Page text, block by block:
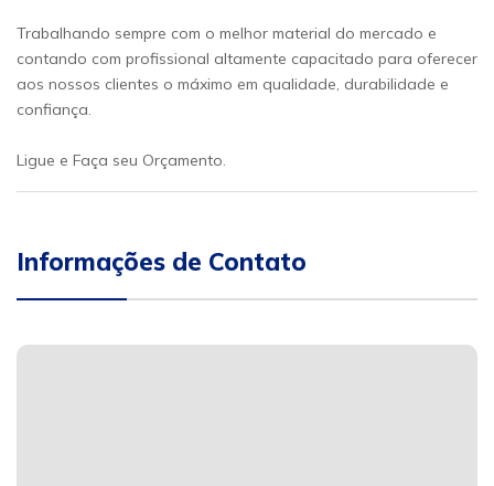
Trabalhando sempre com o melhor material do mercado e
contando com profissional altamente capacitado para oferecer
aos nossos clientes o máximo em qualidade, durabilidade e
confiança.
Ligue e Faça seu Orçamento.
Informações de Contato